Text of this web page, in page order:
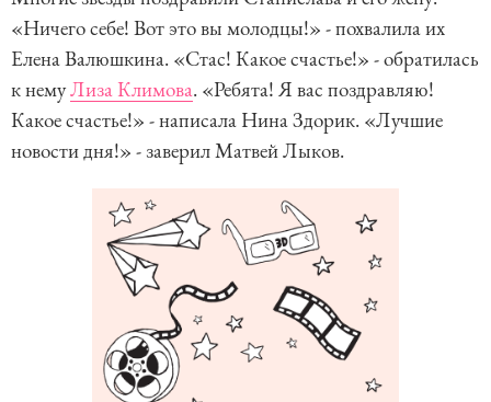
«Ничего себе! Вот это вы молодцы!» - похвалила их
Елена Валюшкина. «Стас! Какое счастье!» - обратилась
к немуЛиза Климова. «Ребята! Я вас поздравляю!
Какое счастье!» - написала Нина Здорик. «Лучшие
новости дня!» - заверил Матвей Лыков.